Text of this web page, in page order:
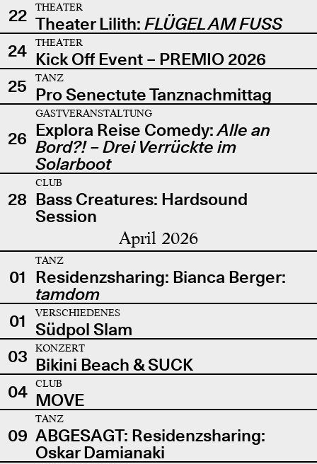
22
THEATER
Theater Lilith: FLÜGEL AM FUSS
24
THEATER
Kick Off Event – PREMIO 2026
25
TANZ
Pro Senectute Tanznachmittag
26
GASTVERANSTALTUNG
Explora Reise Comedy:Alle an
Bord?! – Drei Verrückte im
Solarboot
28
CLUB
Bass Creatures: Hardsound
Session
April 2026
01
TANZ
Residenzsharing: Bianca Berger:
tamdom
01
VERSCHIEDENES
Südpol Slam
03
KONZERT
Bikini Beach & SUCK
04
CLUB
MOVE
09
TANZ
ABGESAGT: Residenzsharing:
Oskar Damianaki